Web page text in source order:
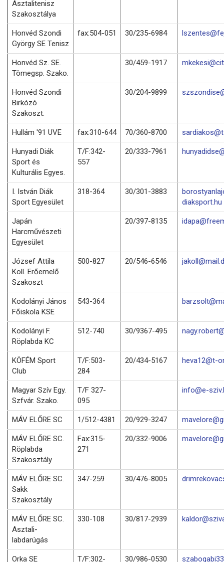
Asztalitenisz
Szakosztálya
Honvéd Szondi
György SE Tenisz
fax:504-051 30/235-6984
Honvéd Sz. SE.
Tömegsp. Szako.
30/459-1917
Honvéd Szondi
Birkózó
Szakoszt.
30/204-9899
Hullám '91 UVE fax:310-644 70/360-8700
Hunyadi Diák
Sport és
Kulturális Egyes.
T/F:342-
557
20/333-7961
I. István Diák
Sport Egyesület
318-364 30/301-3883
diaksport.hu
Japán
Harcművészeti
Egyesület
20/397-8135
József Attila
Koll. Erőemelő
Szakoszt
500-827 20/546-6546
Kodolányi János
Főiskola KSE
543-364
Kodolányi F.
Röplabda KC
512-740 30/9367-495
KÖFÉM Sport
Club
T/F:503-
284
20/434-5167 heva12@t-
Magyar Szív Egy.
Szfvár. Szako.
T/F 327-
095
info@e-
MÁV ELŐRE SC 1/512-4381 20/929-3247
MÁV ELŐRE SC.
Röplabda
Szakosztály
Fax:315-
271
20/332-9006
MÁV ELŐRE SC.
Sakk
Szakosztály
347-259 30/476-8005
MÁV ELŐRE SC.
Asztali-
labdarúgás
330-108 30/817-2939
Orka SE
T/F:302-
30/986-0530